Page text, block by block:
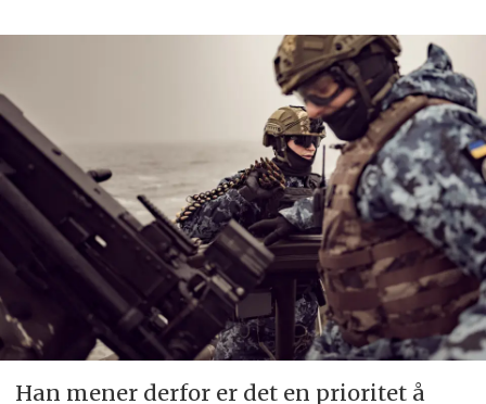
Han mener derfor er det en prioritet å